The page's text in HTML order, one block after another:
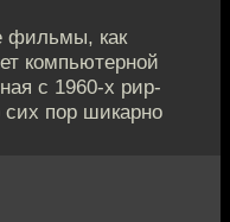
фильмы, как
компьютерной
с 1960-х рир-
сих пор шикарно